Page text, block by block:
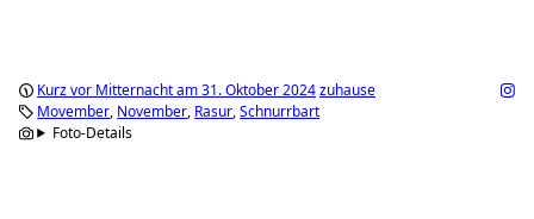
Kurz vor Mitternacht am 31. Oktober 2024zuhause
Movember November Rasur Schnurrbart
Foto-Details